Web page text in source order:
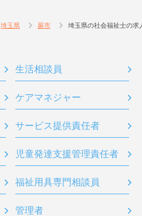
埼玉県 蕨市 埼玉県の社会福祉士の求
生活相談員
ケアマネジャー
サービス提供責任者
児童発達支援管理責任者
福祉用具専門相談員
管理者